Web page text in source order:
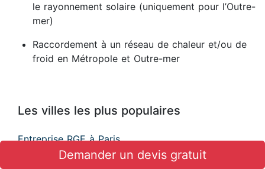
le rayonnement solaire (uniquement pour l’Outre-
mer)
Raccordement à un réseau de chaleur et/ou de
froid en Métropole et Outre-mer
Les villes les plus populaires
Entreprise RGE à Paris
Entreprise RGE à Marseille
Demander un devis gratuit